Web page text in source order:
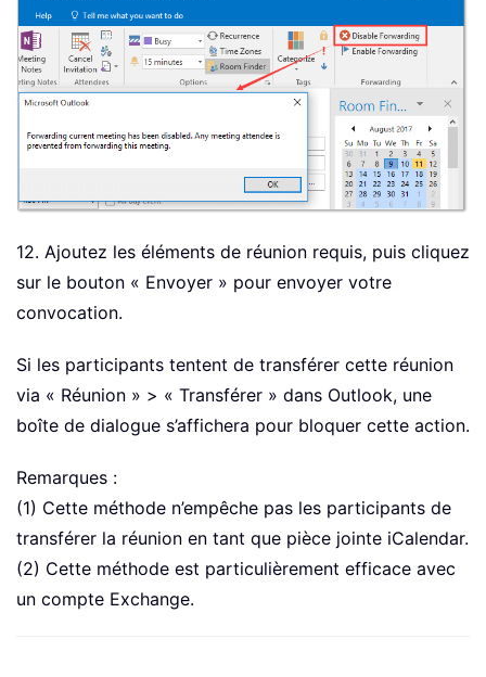
12. Ajoutez les éléments de réunion requis, puis cliquez
sur le bouton « Envoyer » pour envoyer votre
convocation.
Si les participants tentent de transférer cette réunion
via « Réunion » > « Transférer » dans Outlook, une
boîte de dialogue s’affichera pour bloquer cette action.
Remarques :
(1) Cette méthode n’empêche pas les participants de
transférer la réunion en tant que pièce jointe iCalendar.
(2) Cette méthode est particulièrement efficace avec
un compte Exchange.